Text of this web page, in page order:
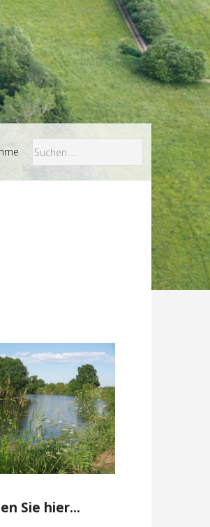
Sie hier...